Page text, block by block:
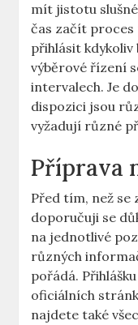
mít jistotu
čas začít proces
přihlásit
výběrové řízení
intervalech. Je
dispozici jsou
vyžadují různé
Příprava
Před tím, než se
doporučuji se
na jednotlivé
různých
pořádá.
oficiálních
najdete také